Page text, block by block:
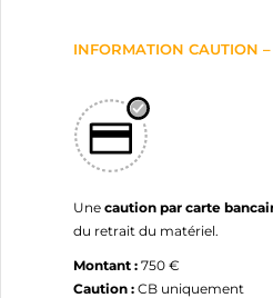
INFORMATION CAUTION
Une caution par carte
du retrait du matériel.
Montant : 750 €
Caution : CB uniquement